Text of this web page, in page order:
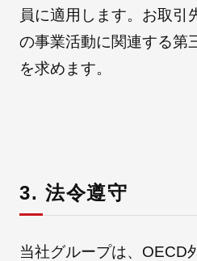
メディア情報
員に適用します。お取引
の事業活動に関連する第
を求めます。
3. 法令遵守
当社グループは、OECD